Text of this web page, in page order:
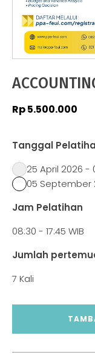
Rp5.500.000
Tanggal
25 April 2026 -
05 September
Jam Pelatihan
08:30 - 17:45 WIB
Jumlah
7 Kali
Accounting